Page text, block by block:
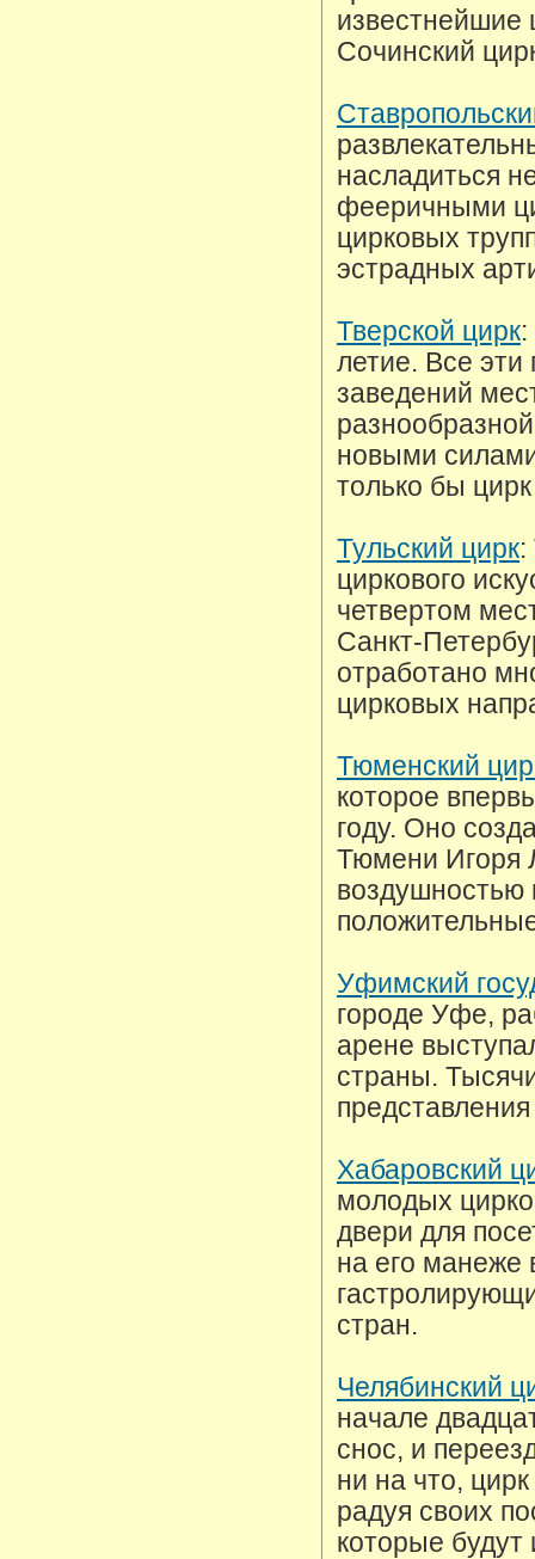
известнейшие
Сочинский
насладиться
фееричными
цирковых
эстрадных
Тверской цирк
летие. Все
заведений
новыми
только бы
Тульский цирк:
циркового
четвертом
Санкт-
отработано
цирковых
Тюменский
которое
году. Оно
Тюмени Игоря
воздушностью
Уфимский
городе Уфе,
арене
страны.
Хабаровский
молодых
двери для
на его манеже
стран.
Челябинский
начале
снос, и
ни на что,
радуя своих
которые